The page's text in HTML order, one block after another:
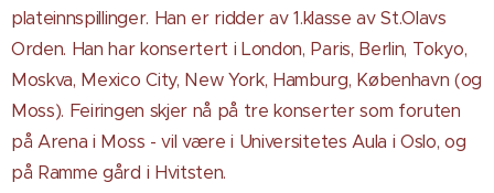
plateinnspillinger. Han er ridder av 1.klasse av St.Olavs
Orden. Han har konsertert i London, Paris, Berlin, Tokyo,
Moskva, Mexico City, New York, Hamburg, København (og
Moss). Feiringen skjer nå på tre konserter som foruten
på Arena i Moss - vil være i Universitetes Aula i Oslo, og
på Ramme gård i Hvitsten.